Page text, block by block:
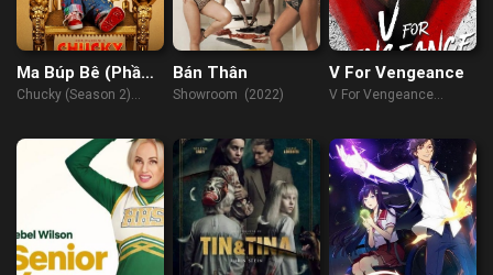
Ma Búp Bê (Phần
2)
Chucky (Season 2)
Bán Thân
Showroom (2022)
V For Vengeance
V For Vengeance